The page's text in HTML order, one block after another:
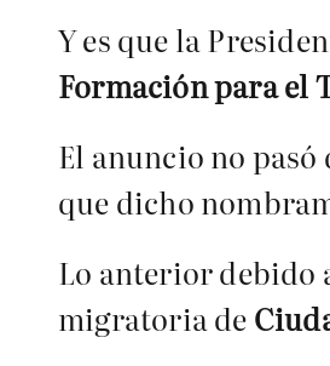
Y es que la
Formación para el
El anuncio no
que dicho
Lo anterior debido
migratoria de